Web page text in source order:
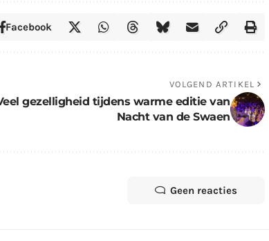
Facebook
VOLGEND ARTIKEL
gezelligheid tijdens warme editie van
Nacht van de Swaen
Geen reacties